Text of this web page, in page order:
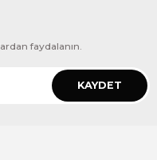
faydalanın.
KAYDET